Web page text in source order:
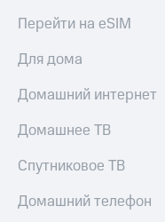
Перейти на eSIM
Для дома
Домашний интернет
Домашнее ТВ
Спутниковое ТВ
Домашний телефон